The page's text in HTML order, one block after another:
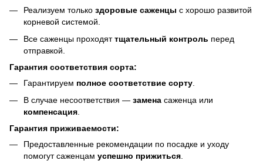
Реализуем только здоровые саженцы с хорошо развитой
корневой системой.
Все саженцы проходяттщательный контроль перед
отправкой.
Гарантия соответствия сорта:
Гарантируем полное соответствие сорту.
В случае несоответствия — замена саженца или
компенсация
Гарантия приживаемости:
Предоставленные рекомендации по посадке и уходу
помогут саженцам успешно прижиться